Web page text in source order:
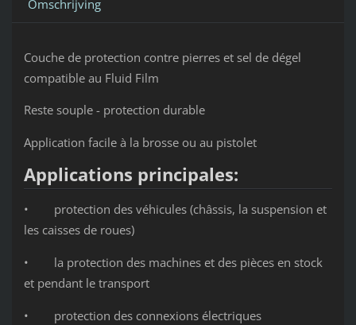
Omschrijving
Couche de protection contre pierres et sel de dégel
compatible au Fluid Film
Reste souple - protection durable
Application facile à la brosse ou au pistolet
Applications principales:
• protection des véhicules (châssis, la suspension et
les caisses de roues)
• la protection des machines et des pièces en stock
et pendant le transport
• protection des connexions électriques